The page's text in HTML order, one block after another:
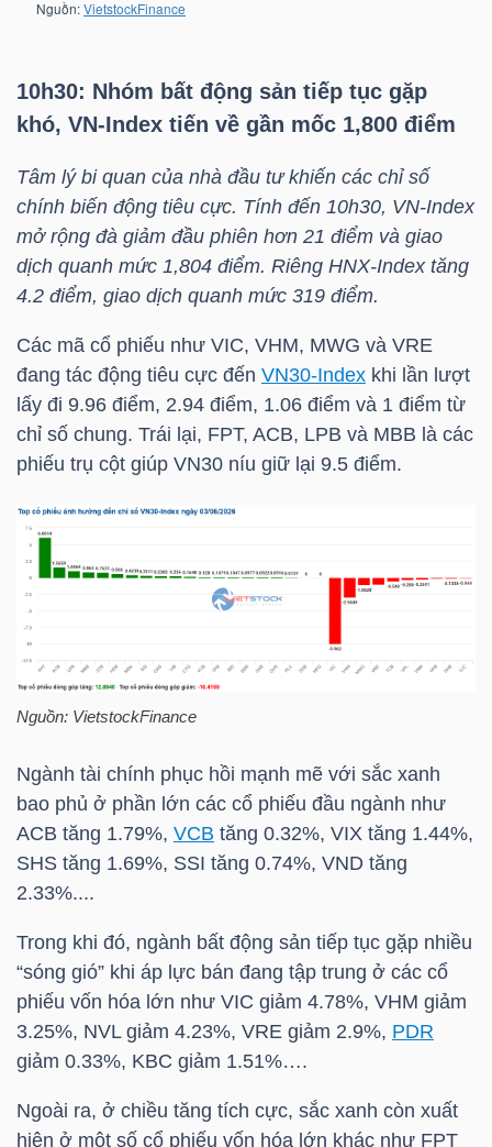
10h30: Nhóm bất động sản tiếp tục gặp
khó, VN-Index tiến về gần mốc 1,800 điểm
Tâm lý bi quan của nhà đầu tư khiến các chỉ số
chính biến động tiêu cực. Tính đến 10h30, VN-Index
mở rộng đà giảm đầu phiên hơn 21 điểm và giao
dịch quanh mức 1,804 điểm. Riêng HNX-Indextăng
4.2 điểm, giao dịch quanh mức 319 điểm.
Các mã cổ phiếu như VIC, VHM, MWG và VRE
đang tác động tiêu cực đến VN30-Index khi lần lượt
lấy đi 9.96 điểm, 2.94 điểm, 1.06 điểm và 1 điểm từ
chỉ số chung. Trái lại, FPT, ACB, LPB và MBB là các
phiếu trụ cột giúp VN30 níu giữ lại 9.5 điểm.
Nguồn: VietstockFinance
Ngành tài chính phục hồi mạnh mẽ với sắc xanh
bao phủ ở phần lớn các cổ phiếu đầu ngành như
ACB tăng 1.79%, VCB tăng 0.32%, VIX tăng 1.44%,
SHS tăng 1.69%, SSI tăng 0.74%, VND tăng
2.33%....
Trong khi đó, ngành bất động sản tiếp tục gặp nhiều
“sóng gió” khi áp lực bán đang tập trung ở các cổ
phiếu vốn hóa lớn như VIC giảm 4.78%, VHM giảm
3.25%, NVLgiảm 4.23%, VRE giảm 2.9%, PDR
giảm 0.33%, KBC giảm 1.51%….
Ngoài ra, ở chiều tăng tích cực, sắc xanh còn xuất
hiện ở một số cổ phiếu vốn hóa lớn khác như FPT
Sách
tài
Công
đầu
tư
Truyền
tài
chính
liệu
tài